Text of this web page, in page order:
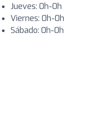
Jueves: 0h-0h
Viernes: 0h-0h
Sábado: 0h-0h